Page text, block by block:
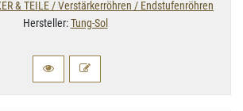
& TEILE / Verstärkerröhren / Endstufenröhren
Hersteller:Tung-Sol